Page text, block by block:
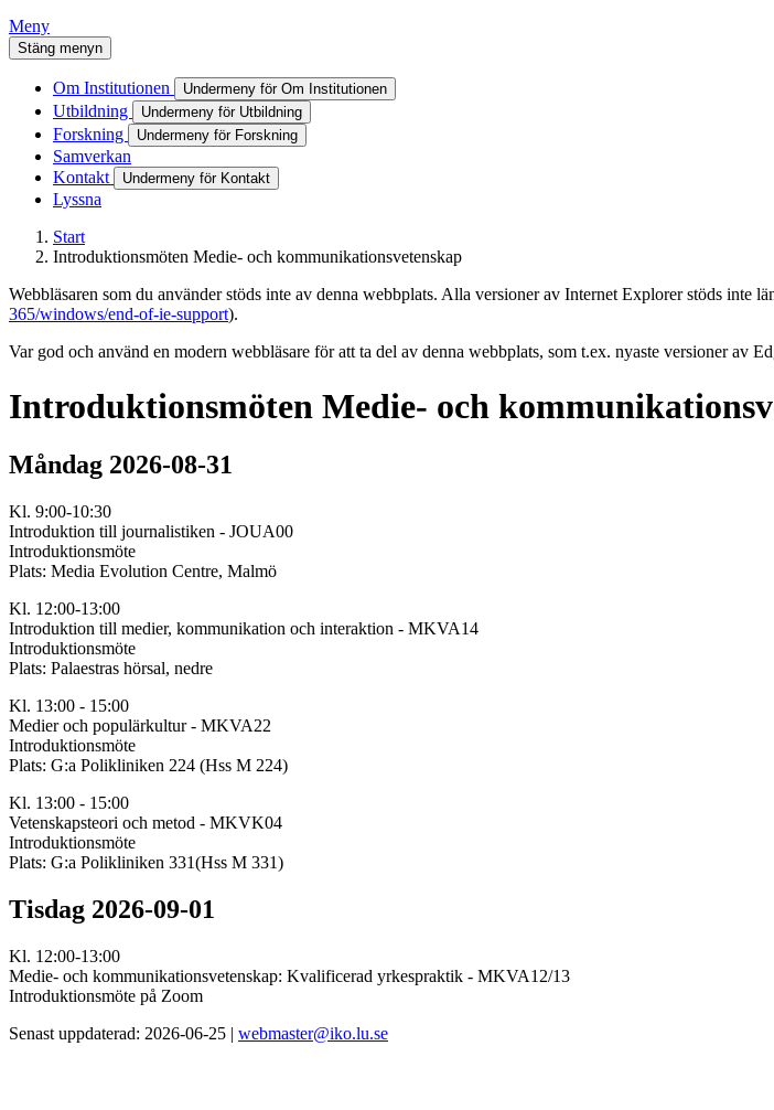
Meny
Stäng menyn
Om Institutionen Undermeny för Om Institutionen
Utbildning Undermeny för Utbildning
Forskning Undermeny för Forskning
Samverkan
Kontakt
Undermeny för Kontakt
Lyssna
Start
Introduktionsmöten Medie- och kommunikationsvetenskap
Webbläsaren som du använder stöds inte av denna webbplats. Alla versioner av Internet Explorer stöds inte
365/windows/end-of-ie-support).
Var god och använd en modern webbläsare för att ta del av denna webbplats, som t.ex. nyaste versioner av
Introduktionsmöten Medie- och
Måndag 2026-08-31
Kl. 9:00-10:30
Introduktion till journalistiken - JOUA00
Introduktionsmöte
Plats: Media Evolution Centre, Malmö
Kl. 12:00-13:00
Introduktion till medier, kommunikation och interaktion - MKVA14
Introduktionsmöte
Plats: Palaestras hörsal, nedre
Kl. 13:00 - 15:00
Medier och populärkultur - MKVA22
Introduktionsmöte
Plats: G:a Polikliniken 224 (Hss M 224)
Kl. 13:00 - 15:00
Vetenskapsteori och metod - MKVK04
Introduktionsmöte
Plats: G:a Polikliniken 331(Hss M 331)
Tisdag 2026-09-01
Kl. 12:00-13:00
Medie- och kommunikationsvetenskap: Kvalificerad yrkespraktik - MKVA12/13
Introduktionsmöte på Zoom
Senast uppdaterad: 2026-06-25 | webmaster@iko.lu.se